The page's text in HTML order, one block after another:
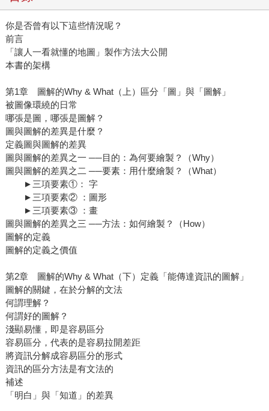
你是否曾有以下這些情況呢？
前言
「讓人一看就懂的地圖」製作方法大公開
本書的架構
第1章 圖解的Why & What（上）區分「圖」與「圖解」
被圖像環繞的日常
哪張是圖，哪張是圖解？
圖與圖解的差異是什麼？
定義圖與圖解的差異
圖與圖解的差異之一 ──目的：為何要繪製？（Why）
圖與圖解的差異之二 ──要素：用什麼繪製？（What）
►三項要素①： 字
►三項要素② ：圖形
►三項要素③ ：畫
圖與圖解的差異之三 ──方法：如何繪製？（How）
圖解的定義
圖解的定義之價值
第2章 圖解的Why & What（下）定義「能傳達資訊的圖解」
圖解的關鍵，在於分解的文法
何謂理解？
何謂好的圖解？
淺顯易懂，即是容易區分
容易區分，代表的是容易拉開差距
將資訊分解成容易區分的形式
資訊的區分方法是有文法的
補述
「明白」與「知道」的差異